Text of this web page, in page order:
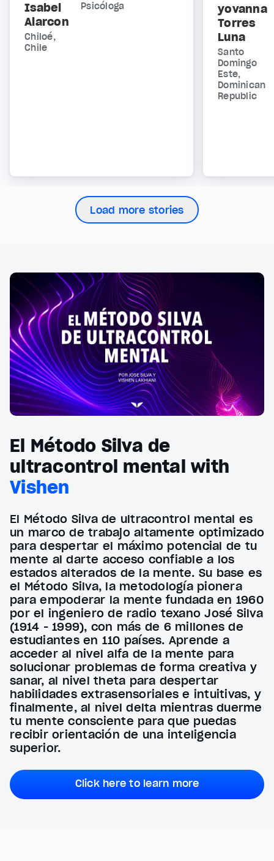
Isabel
Alarcon
Psicóloga
Chiloé,
Chile
yovanna
Torres
Luna
Santo
Domingo
Este,
Dominican
Republic
Load more stories
El Método Silva de
ultracontrol mental with
Vishen
El Método Silva de ultracontrol mental es
un marco de trabajo altamente optimizado
para despertar el máximo potencial de tu
mente al darte acceso confiable a los
estados alterados de la mente. Su base es
el Método Silva, la metodología pionera
para empoderar la mente fundada en 1960
por el ingeniero de radio texano José Silva
(1914 - 1999), con más de 6 millones de
estudiantes en 110 países. Aprende a
acceder al nivel alfa de la mente para
solucionar problemas de forma creativa y
sanar, al nivel theta para despertar
habilidades extrasensoriales e intuitivas, y
finalmente, al nivel delta mientras duerme
tu mente consciente para que puedas
recibir orientación de una inteligencia
superior.
Click here to learn more